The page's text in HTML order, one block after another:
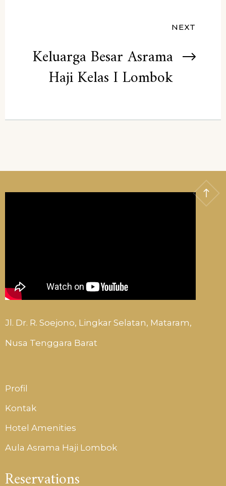
NEXT
Keluarga Besar Asrama
Haji Kelas I Lombok
Jl. Dr. R. Soejono, Lingkar Selatan, Mataram,
Nusa Tenggara Barat
Profil
Kontak
Hotel Amenities
Aula Asrama Haji Lombok
Reservations